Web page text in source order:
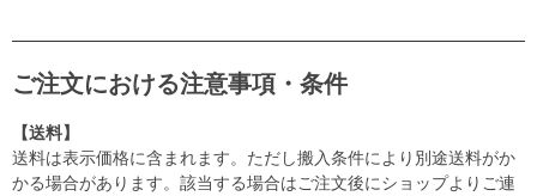
ご注文における注意事項・条件
【送料】
送料は表示価格に含まれます。ただし搬入条件により別途送料がか
かる場合があります。該当する場合はご注文後にショップよりご連